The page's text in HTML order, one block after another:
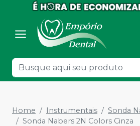
Home Instrumentais
Sonda
Sonda Nabers 2N Colors Cinza